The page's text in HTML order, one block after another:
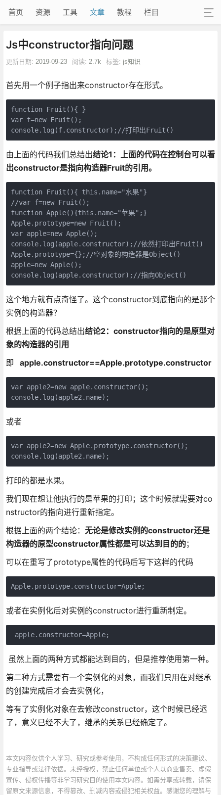
首页 资源 工具 文章 教程 栏目
Js中constructor指向问题
更新日期: 2019-09-23 阅读: 2.7k 标签: js知识
首先用一个例子指出来constructor存在形式。
function Fruit(){ }
var f=new Fruit();
console.log(f.constructor);//打印出Fruit()
由上面的代码我们总结出结论1：上面的代码在控制台可以看
出constructor是指向构造器Fruit的引用。
function Fruit(){ this.name="水果"}
//var f=new Fruit();
function Apple(){this.name="苹果";}
Apple.prototype=new Fruit();
var apple=new Apple();
console.log(apple.constructor);//依然打印出Fruit()
Apple.prototype={};//空对象的构造器是Object()
apple=new Apple();
console.log(apple.constructor);//指向Object()
这个地方就有点奇怪了。这个constructor到底指向的是那个
实例的构造器？
根据上面的代码总结出结论2：constructor指向的是原型对
象的构造器的引用
即
apple.constructor==Apple.prototype.constructor
var apple2=new apple.constructor()；
console.log(apple2.name);
或者
var apple2=new Apple.prototype.constructor()；
console.log(apple2.name);
打印的都是水果。
我们现在想让他执行的是苹果的打印；这个时候就需要对co
nstructor的指向进行重新指定。
根据上面的两个结论： 无论是修改实例的constructor还是
构造器的原型constructor属性都是可以达到目的的；
可以在重写了prototype属性的代码后写下这样的代码
Apple.prototype.constructor=Apple;
或者在实例化后对实例的constructor进行重新制定。
apple.constructor=Apple;
虽然上面的两种方式都能达到目的，但是推荐使用第一种。
第二种方式需要有一个实例化的对象，而我们只用在对继承
的创建完成后才会去实例化，
等有了实例化对象在去修改constructor，这个时候已经迟
了，意义已经不大了，继承的关系已经确定了。
本文内容仅供个人学习、研究或参考使用，不构成任何形式的决策建议、
专业指导或法律依据。未经授权，禁止任何单位或个人以商业售卖、虚假
宣传、侵权传播等非学习研究目的使用本文内容。如需分享或转载，请保
留原文来源信息，不得篡改、删减内容或侵犯相关权益。感谢您的理解与